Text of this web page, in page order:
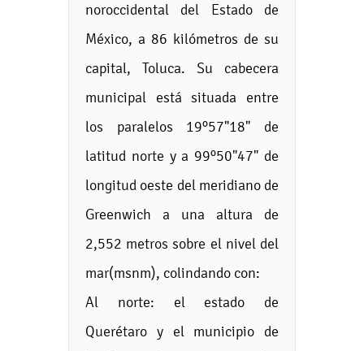
noroccidental del Estado de
México, a 86 kilómetros de su
capital, Toluca. Su cabecera
municipal está situada entre
los paralelos 19º57"18" de
latitud norte y a 99º50"47" de
longitud oeste del meridiano de
Greenwich a una altura de
2,552 metros sobre el nivel del
mar(msnm), colindando con:
Al norte: el estado de
Querétaro y el municipio de